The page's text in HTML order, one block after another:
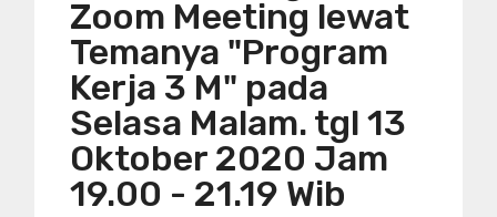
Zoom Meeting lewat
Temanya "Program
Kerja 3 M" pada
Selasa Malam. tgl 13
Oktober 2020 Jam
19.00 - 21.19 Wib